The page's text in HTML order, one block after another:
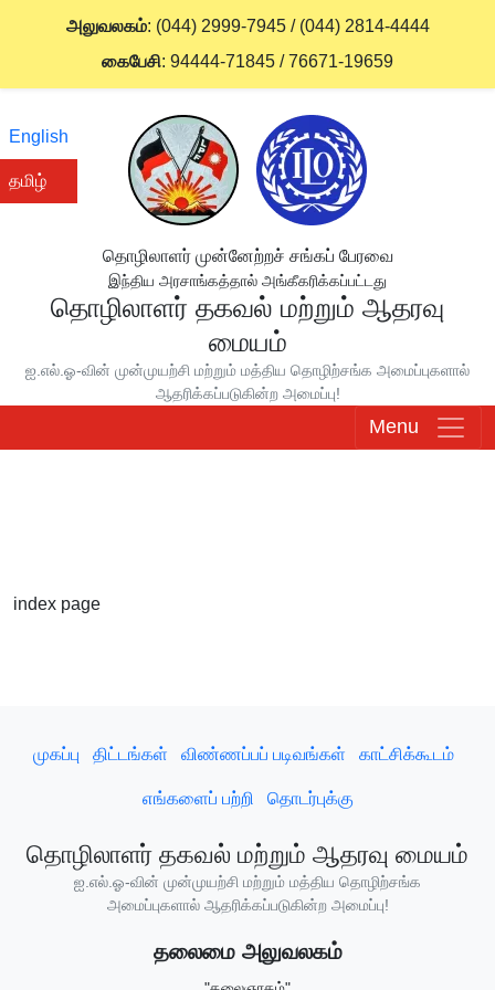
அலுவலகம்: (044) 2999-7945/ (044) 2814-4444
கைபேசி: 94444-71845 /76671-19659
English
தமிழ்
தொழிலாளர் முன்னேற்றச் சங்கப் பேரவை
இந்திய அரசாங்கத்தால் அங்கீகரிக்கப்பட்டது
தொழிலாளர் தகவல் மற்றும் ஆதரவு
மையம்
ஐ.எல்.ஓ-வின் முன்முயற்சி மற்றும் மத்திய தொழிற்சங்க அமைப்புகளால்
ஆதரிக்கப்படுகின்ற அமைப்பு!
Menu
index page
முகப்பு திட்டங்கள் விண்ணப்பப் படிவங்கள் காட்சிக்கூடம்
எங்களைப் பற்றி தொடர்புக்கு
தொழிலாளர் தகவல் மற்றும் ஆதரவு மையம்
ஐ.எல்.ஓ-வின் முன்முயற்சி மற்றும் மத்திய தொழிற்சங்க
அமைப்புகளால் ஆதரிக்கப்படுகின்ற அமைப்பு!
தலைமை அலுவலகம்